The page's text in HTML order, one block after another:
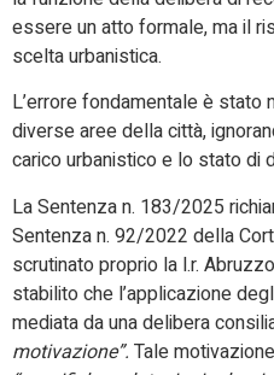
essere un atto formale, ma il
scelta urbanistica.
L’errore fondamentale è stato
diverse aree della città,
carico urbanistico e lo stato di
La Sentenza n. 183/2025
Sentenza n. 92/2022 della
scrutinato proprio la l.r.
stabilito che l’applicazione
mediata da una delibera
motivazione”. Tale